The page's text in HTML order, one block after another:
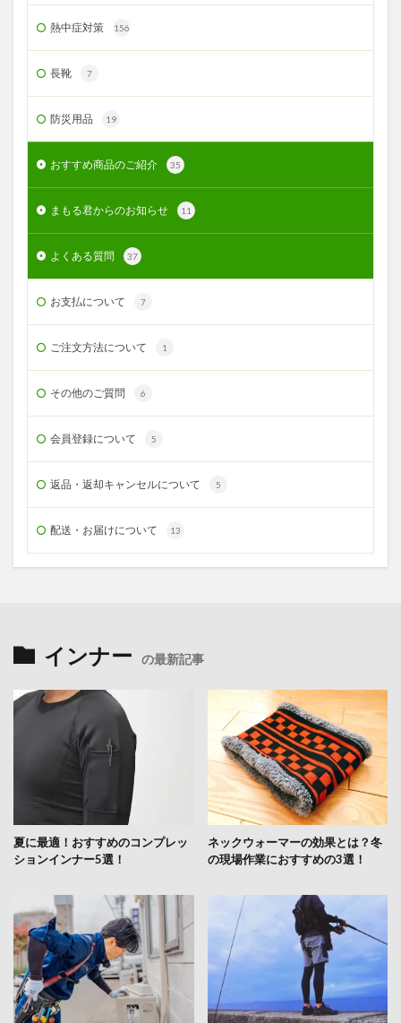
熱中症対策 156
長靴 7
防災用品 19
おすすめ商品のご紹介 35
まもる君からのお知らせ 11
よくある質問 37
お支払について 7
ご注文方法について 1
その他のご質問 6
会員登録について 5
返品・返却キャンセルについて 5
配送・お届けについて 13
インナー の最新記事
夏に最適！おすすめのコンプレッ
ションインナー5選！
ネックウォーマーの効果とは？冬
の現場作業におすすめの3選！